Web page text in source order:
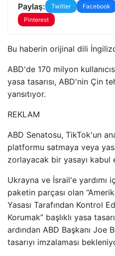
Paylaş: Twitter Facebook
Pinterest
Bu haberin orijinal dili
ABD'de 170 milyon
yasa tasarısı, ABD'nin Çin
yansıtıyor.
REKLAM
ABD Senatosu, TikTok'un
platformu satmaya veya
zorlayacak bir yasayı kabul
Ukrayna ve İsrail'e yardımı
paketin parçası olan
Yasası Tarafından Kontrol
Korumak” başlıklı yasa
ardından ABD Başkanı Joe
tasarıyı imzalaması